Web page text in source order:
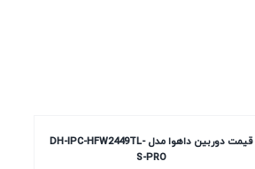
قیمت دوربین داهوا مدل DH-IPC-HFW2449TL-
S-PRO